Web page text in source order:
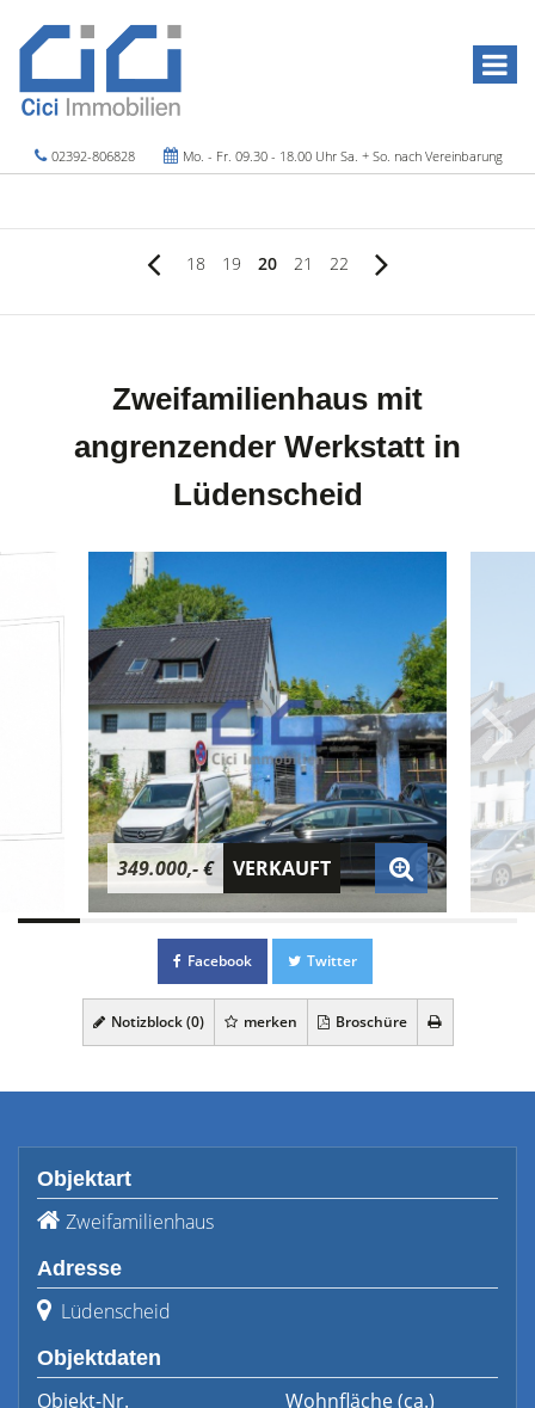
02392-806828 Mo. - Fr. 09.30 - 18.00 Uhr Sa. + So. nach Vereinbarung
18 19 20 21 22
Zweifamilienhaus mit
angrenzender Werkstatt in
Lüdenscheid
349.000,- € VERKAUFT
Facebook Twitter
Notizblock (0) merken Broschüre
Objektart
Zweifamilienhaus
Adresse
Lüdenscheid
Objektdaten
Objekt-Nr.
Wohnfläche(ca.)